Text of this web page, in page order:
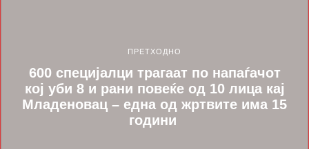
ПРЕТХОДНО
600 специјалци трагаат по напаѓачот
кој уби 8 и рани повеќе од 10 лица кај
Младеновац – една од жртвите има 15
години